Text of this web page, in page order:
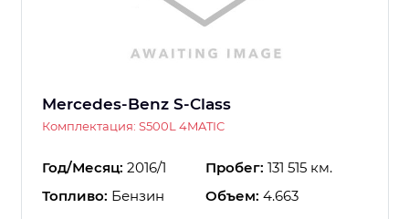
Mercedes-Benz S-Class
Комплектация: S500L 4MATIC
Год/Месяц: 2016/1 Пробег: 131 515 км.
Топливо: Бензин Объем: 4.663